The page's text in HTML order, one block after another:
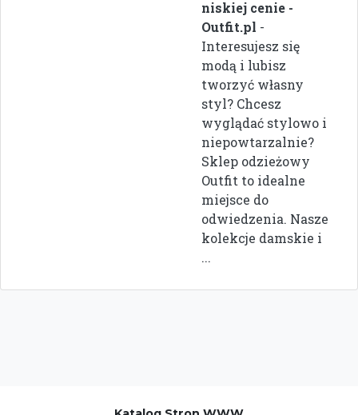
niskiej cenie -
Outfit.pl -
Interesujesz się
modą i lubisz
tworzyć własny
styl? Chcesz
wyglądać stylowo i
niepowtarzalnie?
Sklep odzieżowy
Outfit to idealne
miejsce do
odwiedzenia. Nasze
kolekcje damskie i
...